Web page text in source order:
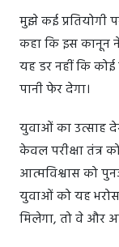
मुझे कई प्रतियोगी
कहा कि इस कानून
यह डर नहीं कि
पानी फेर देगा।
युवाओं का उत्साह
केवल परीक्षा तंत्र
आत्मविश्वास को
युवाओं को यह
मिलेगा, तो वे और